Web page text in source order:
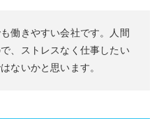
働きやすい会社です。人間
、ストレスなく仕事したい
ないかと思います。